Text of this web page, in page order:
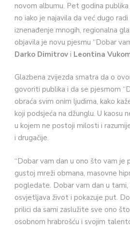
novom albumu. Pet godina publika
no iako je najavila da već dugo radi
iznenađenje mnogih, regionalna
objavila je novu pjesmu “Dobar
Darko Dimitrov i Leontina
Glazbena zvijezda smatra da o
govoriti publika i da se pjesmom
obraća svim onim ljudima, kako
koji podsjeća na džunglu. U kaosu
u kojem ne postoji milosti i
i drugačije.
“Dobar vam dan u ono što vam je
gustoj mreži obmana, masovne
pogledate. Dobar vam dan u
osvjetljava život i pokazuje put.
prilici da sami zaslužite sve ono
osobnom hrabrošću i svojim